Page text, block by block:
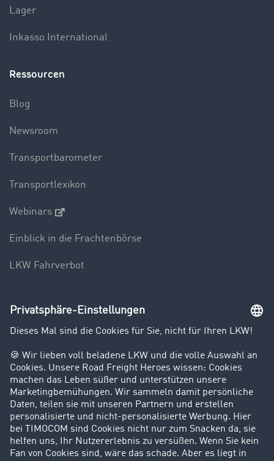
Lager
Inkasso International
Ressourcen
Blog
Newsroom
Transportbarometer
Transportlexikon
Webinars
Einblick in die Frachtenbörse
LKW Fahrverbot
Unternehmen
Kunden werben Kunden
Success Stories
Karriere
Support
Kontakt